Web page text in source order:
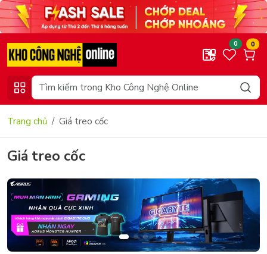
0 0
Trang chủ Giá treo cốc
Giá treo cốc